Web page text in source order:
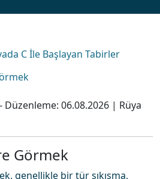
C İle Başlayan Tabirler
- Düzenleme: 06.08.2026 | Rüya
Görmek
genellikle bir tür sıkışma,